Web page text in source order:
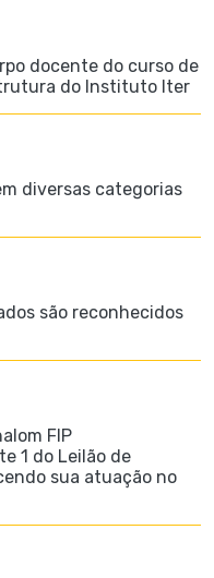
docente do curso de
do Instituto Iter
diversas categorias
são reconhecidos
FIP
1 do Leilão de
sua atuação no